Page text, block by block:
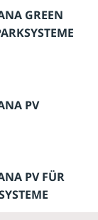
GREEN
PV
PV FÜR